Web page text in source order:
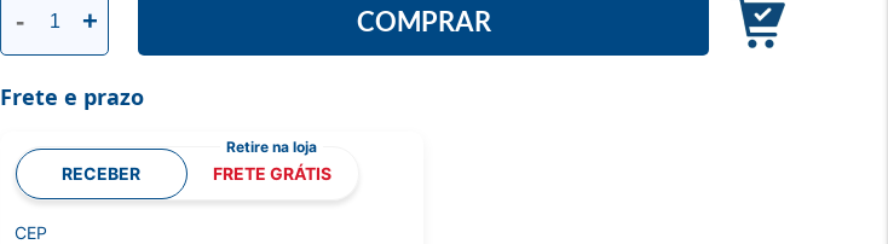
- + COMPRAR
Frete e prazo
RECEBER FRETE GRÁTIS
CEP